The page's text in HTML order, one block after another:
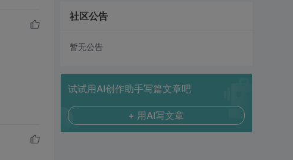
社区公告
暂无公告
试试用AI创作助手写篇文章吧
+ 用AI写文章